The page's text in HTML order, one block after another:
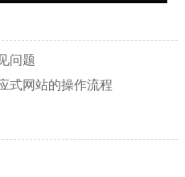
问题
式网站的操作流程